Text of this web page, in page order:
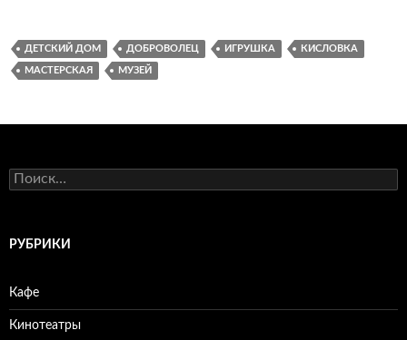
ДЕТСКИЙ ДОМ ДОБРОВОЛЕЦ ИГРУШКА КИСЛОВКА
МАСТЕРСКАЯ МУЗЕЙ
Н
а
иРУБРИКИ
Кафе
Кинотеатры